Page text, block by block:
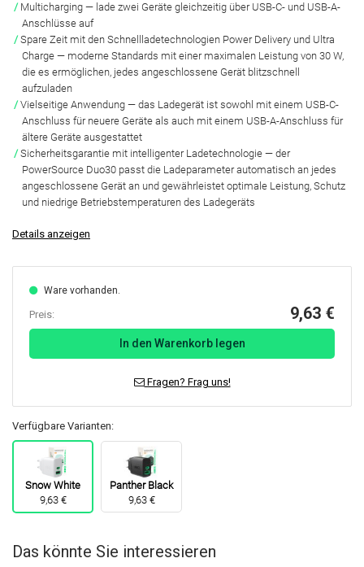
Multicharging — lade zwei Geräte gleichzeitig über USB-C- und USB-A-
Anschlüsse auf
Spare Zeit mit den Schnellladetechnologien Power Delivery und Ultra
Charge — moderne Standards mit einer maximalen Leistung von 30 W,
die es ermöglichen, jedes angeschlossene Gerät blitzschnell
aufzuladen
Vielseitige Anwendung — das Ladegerät ist sowohl mit einem USB-C-
Anschluss für neuere Geräte als auch mit einem USB-A-Anschluss für
ältere Geräte ausgestattet
Sicherheitsgarantie mit intelligenter Ladetechnologie — der
PowerSource Duo30 passt die Ladeparameter automatisch an jedes
angeschlossene Gerät an und gewährleistet optimale Leistung, Schutz
und niedrige Betriebstemperaturen des Ladegeräts
Details anzeigen
Ware vorhanden.
Preis: 9,63 €
In den Warenkorb legen
Fragen? Frag uns!
Verfügbare Varianten:
Snow White
9,63 €
Panther Black
9,63 €
Das könnte Sie interessieren